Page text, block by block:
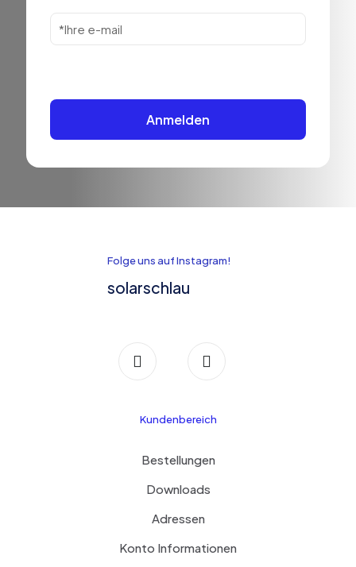
Folge uns auf Instagram!
solarschlau
Kundenbereich
Bestellungen
Downloads
Adressen
Konto Informationen